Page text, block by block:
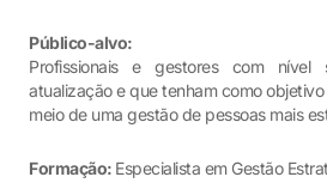
Sobre a ULBRA
Público-alvo:
Profissionais e gestores com nível
atualização e que tenham como
meio de uma gestão de pessoas mais
Formação: Especialista em Gestão